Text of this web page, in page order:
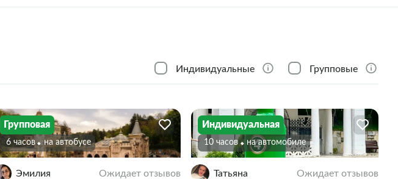
Индивидуальные Групповые
Групповая
6 часов На автобусе
Эмилия Ожидает отзывов
Индивидуальная
10 часов На автомобиле
Татьяна Ожидает отзывов